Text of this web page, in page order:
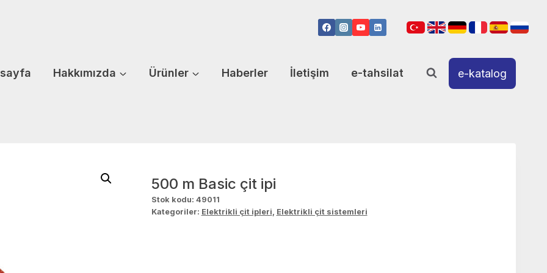
Hakkımızda Ürünler Haberler İletişim e-tahsilat e-katalog
500 m Basic çit ipi
Stok kodu: 49011
Kategoriler: Elektrikli çit ipleri, Elektrikli çit sistemleri